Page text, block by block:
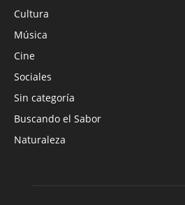
Cultura
Música
Cine
Sociales
Sin categoría
Buscando el Sabor
Naturaleza